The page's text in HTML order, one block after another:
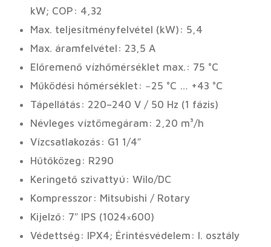
kW; COP: 4,32
Max. teljesítményfelvétel (kW): 5,4
Max. áramfelvétel: 23,5 A
Előremenő vízhőmérséklet max.: 75 °C
Működési hőmérséklet: −25 °C … +43 °C
Tápellátás: 220–240 V / 50 Hz (1 fázis)
Névleges víztömegáram: 2,20 m³/h
Vízcsatlakozás: G1 1/4″
Hűtőközeg: R290
Keringető szivattyú: Wilo/DC
Kompresszor: Mitsubishi / Rotary
Kijelző: 7″ IPS (1024×600)
Védettség: IPX4; Érintésvédelem: I. osztály